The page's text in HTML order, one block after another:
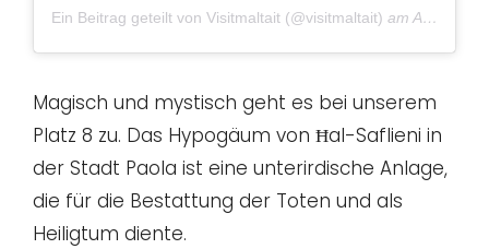
Ein Beitrag geteilt von Visitmaltait (@visitmaltait) am Apr 6, 2017 um 1:56 PDT
Magisch und mystisch geht es bei unserem
Platz 8 zu. Das Hypogäum von Ħal-Saflieni in
der Stadt Paola ist eine unterirdische Anlage,
die für die Bestattung der Toten und als
Heiligtum diente.